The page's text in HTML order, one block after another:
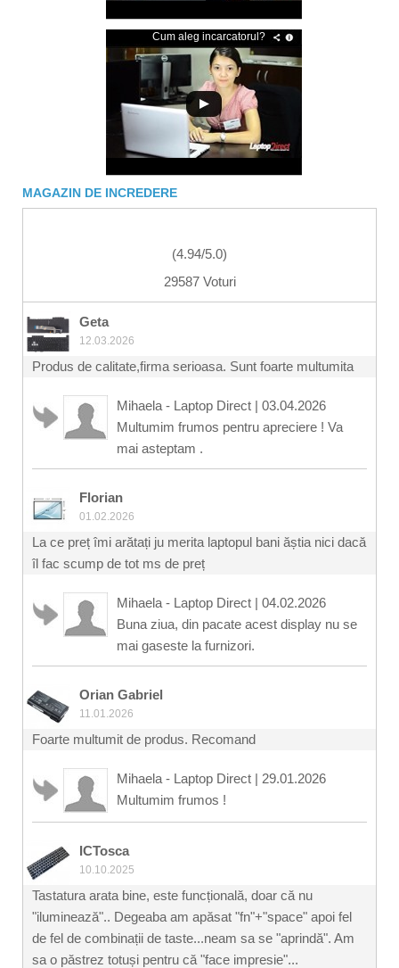
Cum aleg incarcatorul?
MAGAZIN DE INCREDERE
(4.94/5.0)
29587 Voturi
Geta
12.03.2026
Produs de calitate,firma serioasa. Sunt foarte multumita
Mihaela - Laptop Direct | 03.04.2026
Multumim frumos pentru apreciere ! Va
mai asteptam .
Florian
01.02.2026
La ce preț îmi arătați ju merita laptopul bani ăștia nici dacă
îl fac scump de tot ms de preț
Mihaela - Laptop Direct | 04.02.2026
Buna ziua, din pacate acest display nu se
mai gaseste la furnizori.
Orian Gabriel
11.01.2026
Foarte multumit de produs. Recomand
Mihaela - Laptop Direct | 29.01.2026
Multumim frumos !
ICTosca
10.10.2025
Tastatura arata bine, este funcțională, doar că nu
"iluminează".. Degeaba am apăsat "fn"+"space" apoi fel
de fel de combinații de taste...neam sa se "aprindă". Am
sa o păstrez totuși pentru că "face impresie"...